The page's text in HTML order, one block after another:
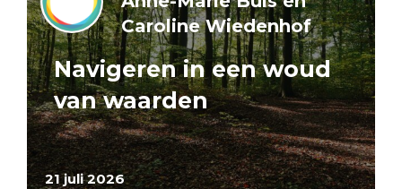
21 juli 2026
Caroline Wiedenhof
Navigeren in een woud
van waarden